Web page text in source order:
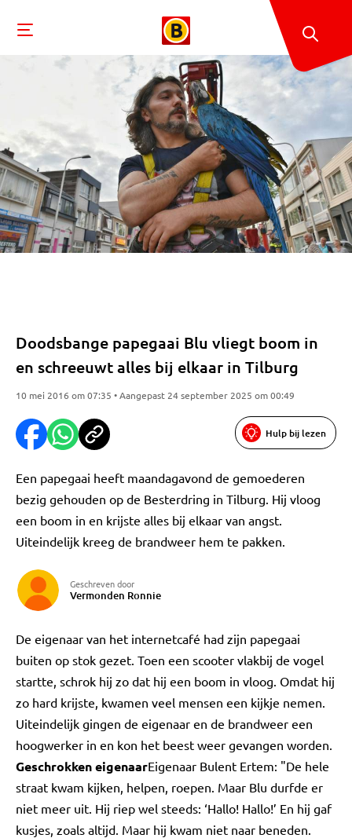
Doodsbange papegaai Blu vliegt boom in
en schreeuwt alles bij elkaar in Tilburg
10 mei 2016 om 07:35 • Aangepast 24 september 2025 om 00:49
Hulp bij lezen
Een papegaai heeft maandagavond de gemoederen
bezig gehouden op de Besterdring in Tilburg. Hij vloog
een boom in en krijste alles bij elkaar van angst.
Uiteindelijk kreeg de brandweer hem te pakken.
Geschreven door
Vermonden Ronnie
De eigenaar van het internetcafé had zijn papegaai
buiten op stok gezet. Toen een scooter vlakbij de vogel
startte, schrok hij zo dat hij een boom in vloog. Omdat hij
zo hard krijste, kwamen veel mensen een kijkje nemen.
Uiteindelijk gingen de eigenaar en de brandweer een
hoogwerker in en kon het beest weer gevangen worden.
Geschrokken eigenaarEigenaar Bulent Ertem: "De hele
straat kwam kijken, helpen, roepen. Maar Blu durfde er
niet meer uit. Hij riep wel steeds: ‘Hallo! Hallo!’ En hij gaf
kusjes, zoals altijd. Maar hij kwam niet naar beneden.